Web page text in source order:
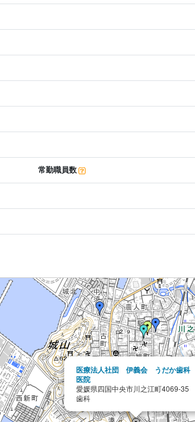
常勤職員数
医療法人社団 伊義会 うだか歯科
医院
愛媛県四国中央市川之江町4069-35
歯科